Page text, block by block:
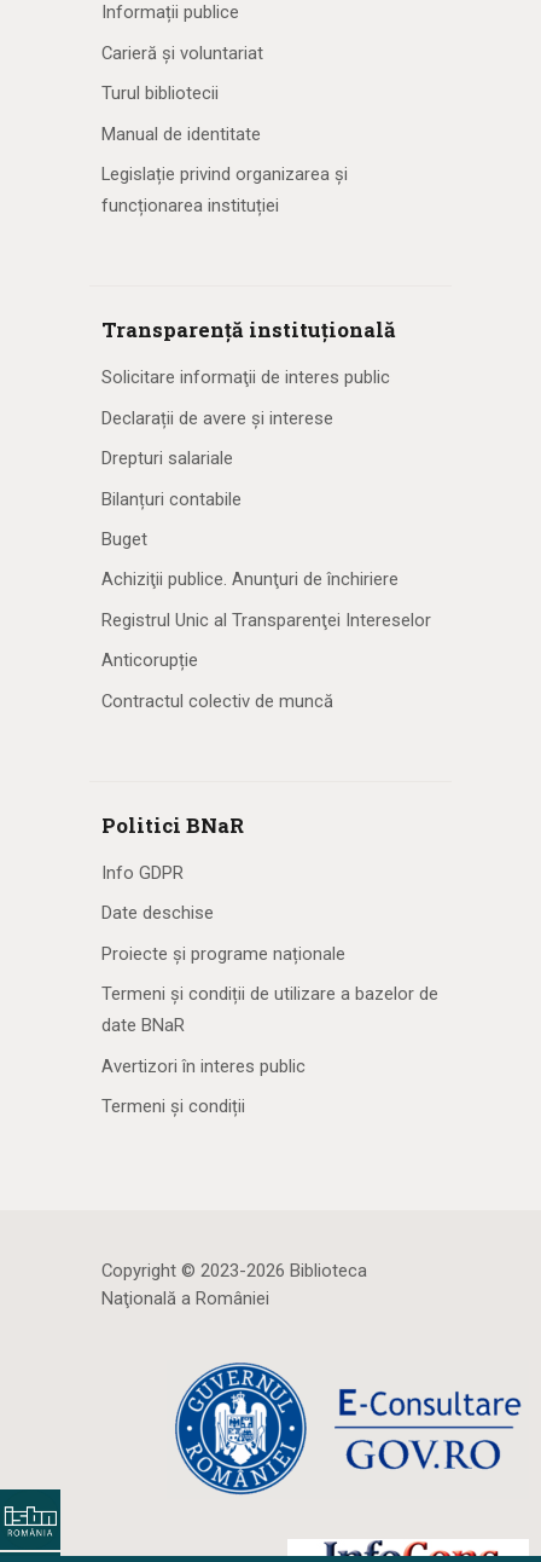
Informații publice
Carieră și voluntariat
Turul bibliotecii
Manual de identitate
Legislație privind organizarea și
funcționarea instituției
Transparență instituțională
Solicitare informaţii de interes public
Declarații de avere și interese
Drepturi salariale
Bilanțuri contabile
Buget
Achiziţii publice. Anunţuri de închiriere
Registrul Unic al Transparenţei Intereselor
Anticorupție
Contractul colectiv de muncă
Politici BNaR
Info GDPR
Date deschise
Proiecte și programe naționale
Termeni și condiții de utilizare a bazelor de
date BNaR
Avertizori în interes public
Termeni și condiții
Copyright © 2023-2026 Biblioteca
Naţională a României